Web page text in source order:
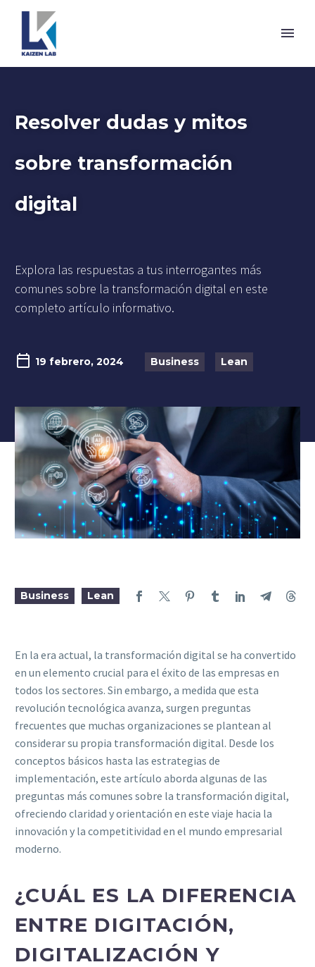
Resolver dudas y mitos
sobre transformación
digital
Explora las respuestas a tus interrogantes más
comunes sobre la transformación digital en este
completo artículo informativo.
19 febrero, 2024 Business Lean
Business Lean
En la era actual, la transformación digital se ha convertido
en un elemento crucial para el éxito de las empresas en
todos los sectores. Sin embargo, a medida que esta
revolución tecnológica avanza, surgen preguntas
frecuentes que muchas organizaciones se plantean al
considerar su propia transformación digital. Desde los
conceptos básicos hasta las estrategias de
implementación, este artículo aborda algunas de las
preguntas más comunes sobre la transformación digital,
ofreciendo claridad y orientación en este viaje hacia la
innovación y la competitividad en el mundo empresarial
moderno.
¿CUÁL ES LA DIFERENCIA
ENTRE DIGITACIÓN,
DIGITALIZACIÓN Y